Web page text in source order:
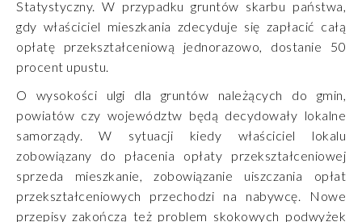
Statystyczny. W przypadku gruntów skarbu państwa,
gdy właściciel mieszkania zdecyduje się zapłacić całą
opłatę przekształceniową jednorazowo, dostanie 50
procent upustu.
O wysokości ulgi dla gruntów należących do gmin,
powiatów czy województw będą decydowały lokalne
samorządy. W sytuacji kiedy właściciel lokalu
zobowiązany do płacenia opłaty przekształceniowej
sprzeda mieszkanie, zobowiązanie uiszczania opłat
przekształceniowych przechodzi na nabywcę. Nowe
przepisy zakończą też problem skokowych podwyżek